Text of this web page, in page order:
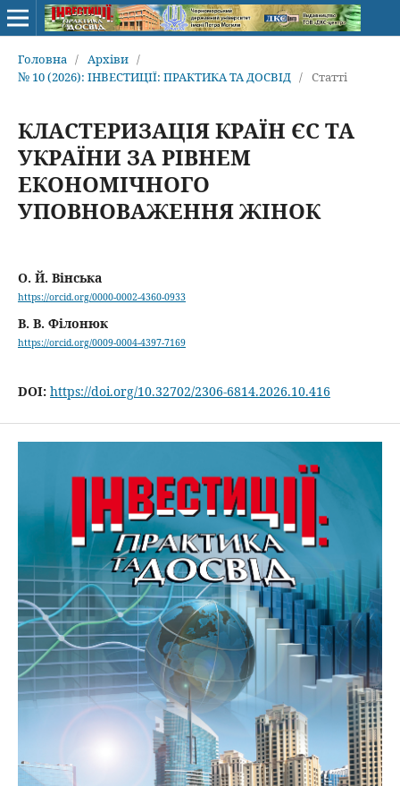
Головна / Архіви /
№ 10 (2026): ІНВЕСТИЦІЇ: ПРАКТИКА ТА ДОСВІД / Статті
КЛАСТЕРИЗАЦІЯ КРАЇН ЄС ТА
УКРАЇНИ ЗА РІВНЕМ
ЕКОНОМІЧНОГО
УПОВНОВАЖЕННЯ ЖІНОК
О. Й. Вінська
https://orcid.org/0000-0002-4360-0933
В. В. Філонюк
https://orcid.org/0009-0004-4397-7169
DOI: https://doi.org/10.32702/2306-6814.2026.10.416